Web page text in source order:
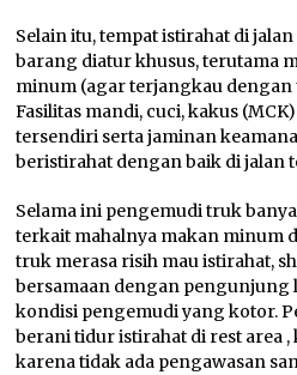
Selain itu, tempat istirahat di
barang diatur khusus, terutama
minum (agar terjangkau
Fasilitas mandi, cuci, kakus
tersendiri serta jaminan
beristirahat dengan baik di jalan
Selama ini pengemudi truk
terkait mahalnya makan minum
truk merasa risih mau istirahat,
bersamaan dengan pengunjung
kondisi pengemudi yang kotor.
berani tidur istirahat di rest area
karena tidak ada pengawasan